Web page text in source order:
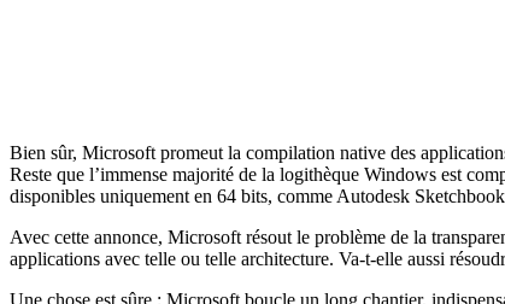
Bien sûr, Microsoft promeut la compilation native des
Reste que l’immense majorité de la logithèque Windows est
disponibles uniquement en 64 bits, comme Autodesk
Avec cette annonce, Microsoft résout le problème de la
applications avec telle ou telle architecture. Va-t-elle aussi